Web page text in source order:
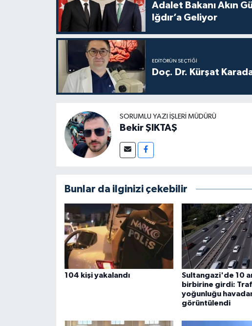
Adalet Bakanı Akın
Iğdır’a Geliyor
EDITÖRÜN SEÇTIĞI
Doç. Dr. Kürşat
SORUMLU YAZI İŞLERI MÜDÜRÜ
Bekir ŞIKTAŞ
Bunlar da ilginizi çekebilir
104 kişi yakalandı
Sultangazi'de 10
birbirine girdi:
yoğunluğu
görüntülendi